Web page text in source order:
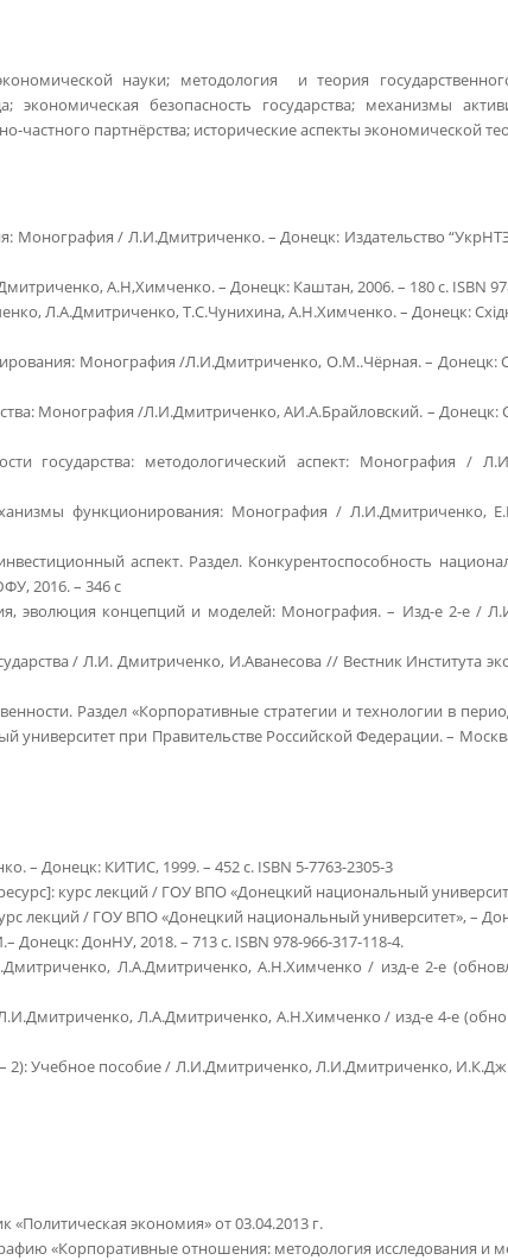
науки; методология и теория
безопасность государства; механизмы
партнёрства; исторические аспекты экономической
/ Л.И.Дмитриченко. – Донецк: Издательство
А.Н,Химченко. – Донецк: Каштан, 2006. – 180 с. ISBN
Л.А.Дмитриченко, Т.С.Чунихина, А.Н.Химченко. – Донецк:
Монография /Л.И.Дмитриченко, О.М..Чёрная. – Донецк:
Монография /Л.И.Дмитриченко, АИ.А.Брайловский. – Донецк:
государства: методологический аспект: Монография /
функционирования: Монография / Л.И.Дмитриченко,
аспект. Раздел. Конкурентоспособность
2016. – 346 с
эволюция концепций и моделей: Монография. – Изд-е 2-е /
/ Л.И. Дмитриченко, И.Аванесова // Вестник Института
Раздел «Корпоративные стратегии и технологии в
при Правительстве Российской Федерации. –
Донецк: КИТИС, 1999. – 452 с. ISBN 5-7763-2305-3
курс лекций / ГОУ ВПО «Донецкий национальный
лекций / ГОУ ВПО «Донецкий национальный университет», –
ДонНУ, 2018. – 713 с. ISBN 978-966-317-118-4.
Л.А.Дмитриченко, А.Н.Химченко / изд-е 2-е
Л.А.Дмитриченко, А.Н.Химченко / изд-е 4-е
Учебное пособие / Л.И.Дмитриченко, Л.И.Дмитриченко,
экономия» от 03.04.2013 г.
«Корпоративные отношения: методология исследования и